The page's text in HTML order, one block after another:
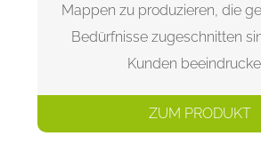
Mappen zu produzieren, die
Bedürfnisse zugeschnitten
Kunden
ZUM PRODUKT